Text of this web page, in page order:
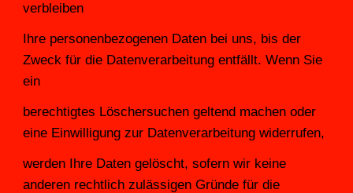
verbleiben
Ihre personenbezogenen Daten bei uns, bis der
Zweck für die Datenverarbeitung entfällt. Wenn Sie
ein
berechtigtes Löschersuchen geltend machen oder
eine Einwilligung zur Datenverarbeitung widerrufen,
werden Ihre Daten gelöscht, sofern wir keine
anderen rechtlich zulässigen Gründe für die